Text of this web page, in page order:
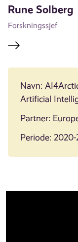
Rune Solberg
Forskningssjef
Navn:
Artificial
Partner:
Periode: 2020-